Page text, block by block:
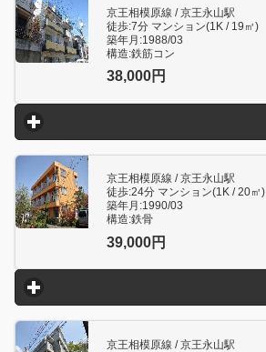
京王相模原線 / 京王永山駅
徒歩:7分 マンション(1K / 19㎥)
築年月:1988/03
構造:鉄筋コン
38,000円
click to expand contents
京王相模原線 / 京王永山駅
徒歩:24分 マンション(1K / 20㎥)
築年月:1990/03
構造:鉄骨
39,000円
click to expand contents
京王相模原線 / 京王永山駅